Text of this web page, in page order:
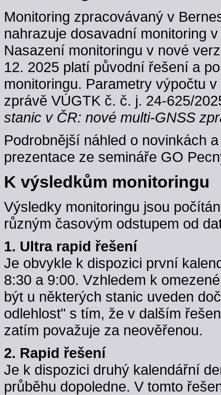
Monitoring zpracovávaný v
nahrazuje dosavadní monitoring
Nasazení monitoringu v nové
12. 2025 platí původní řešení a
monitoringu. Parametry výpočtu
zprávě VÚGTK č. č. j. 24-625/
stanic v ČR: nové multi-GNSS
Podrobnější náhled o novinkách
prezentace ze semináře GO
K výsledkům monitoringu
Výsledky monitoringu jsou
různým časovým odstupem od
1. Ultra rapid řešení
Je obvykle k dispozici první
8:30 a 9:00. Vzhledem k
být u některých stanic uveden
odlehlost" s tím, že v dalším
zatím považuje za neověřenou.
2. Rapid řešení
Je k dispozici druhý kalendářní
průběhu dopoledne. V tomto